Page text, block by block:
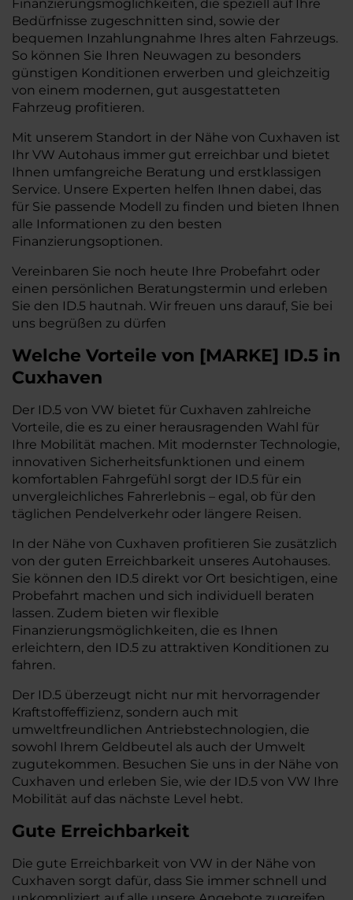
Finanzierungsmöglichkeiten, die speziell auf Ihre
Bedürfnisse zugeschnitten sind, sowie der
bequemen Inzahlungnahme Ihres alten Fahrzeugs.
So können Sie Ihren Neuwagen zu besonders
günstigen Konditionen erwerben und gleichzeitig
von einem modernen, gut ausgestatteten
Fahrzeug profitieren.
Mit unserem Standort in der Nähe von Cuxhaven ist
Ihr VW Autohaus immer gut erreichbar und bietet
Ihnen umfangreiche Beratung und erstklassigen
Service. Unsere Experten helfen Ihnen dabei, das
für Sie passende Modell zu finden und bieten Ihnen
alle Informationen zu den besten
Finanzierungsoptionen.
Vereinbaren Sie noch heute Ihre Probefahrt oder
einen persönlichen Beratungstermin und erleben
Sie den ID.5 hautnah. Wir freuen uns darauf, Sie bei
uns begrüßen zu dürfen
Welche Vorteile von [MARKE] ID.5 in
Cuxhaven
Der ID.5 von VW bietet für Cuxhaven zahlreiche
Vorteile, die es zu einer herausragenden Wahl für
Ihre Mobilität machen. Mit modernster Technologie,
innovativen Sicherheitsfunktionen und einem
komfortablen Fahrgefühl sorgt der ID.5 für ein
unvergleichliches Fahrerlebnis – egal, ob für den
täglichen Pendelverkehr oder längere Reisen.
In der Nähe von Cuxhaven profitieren Sie zusätzlich
von der guten Erreichbarkeit unseres Autohauses.
Sie können den ID.5 direkt vor Ort besichtigen, eine
Probefahrt machen und sich individuell beraten
lassen. Zudem bieten wir flexible
Finanzierungsmöglichkeiten, die es Ihnen
erleichtern, den ID.5 zu attraktiven Konditionen zu
fahren.
Der ID.5 überzeugt nicht nur mit hervorragender
Kraftstoffeffizienz, sondern auch mit
umweltfreundlichen Antriebstechnologien, die
sowohl Ihrem Geldbeutel als auch der Umwelt
zugutekommen. Besuchen Sie uns in der Nähe von
Cuxhaven und erleben Sie, wie der ID.5 von VW Ihre
Mobilität auf das nächste Level hebt.
Gute Erreichbarkeit
Die gute Erreichbarkeit von VW in der Nähe von
Cuxhaven sorgt dafür, dass Sie immer schnell und